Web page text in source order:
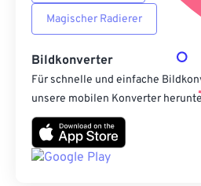
Magischer Radierer
Bildkonverter
Für schnelle und einfache
unsere mobilen Konverter